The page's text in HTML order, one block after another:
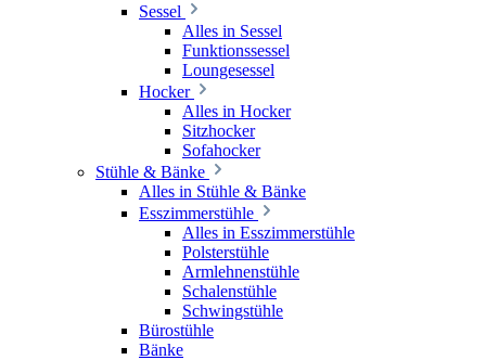
Sessel
Alles in Sessel
Funktionssessel
Loungesessel
Hocker
Alles in Hocker
Sitzhocker
Sofahocker
Stühle & Bänke
Alles in Stühle & Bänke
Esszimmerstühle
Alles in Esszimmerstühle
Polsterstühle
Armlehnenstühle
Schalenstühle
Schwingstühle
Bürostühle
Bänke